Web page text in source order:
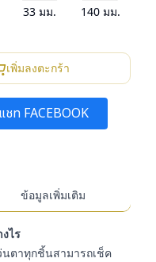
33มม. 140มม.
เพิ่มลงตะกร้า
แชท FACEBOOK
ข้อมูลเพิ่มเติม
ไร
นตาทุกชิ้นสามารถเช็ค